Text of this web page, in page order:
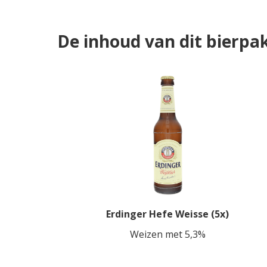
De inhoud van dit
Erdinger Hefe Weisse (5x)
Weizen met 5,3%